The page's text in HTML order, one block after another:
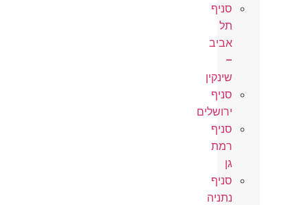
סניף
תל
אביב
–
שינקין
סניף
ירושלים
סניף
רמת
גן
סניף
נתניה